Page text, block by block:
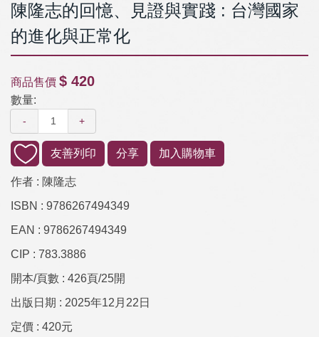
陳隆志的回憶、見證與實踐 : 台灣國家
的進化與正常化
商品售價 $ 420
數量:
- +
友善列印 分享 加入購物車
作者 : 陳隆志
ISBN : 9786267494349
EAN : 9786267494349
CIP : 783.3886
開本/頁數 : 426頁/25開
出版日期 : 2025年12月22日
定價 : 420元